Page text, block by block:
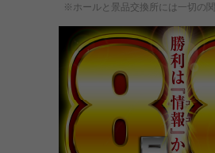
※ホールと景品交換所には一切の